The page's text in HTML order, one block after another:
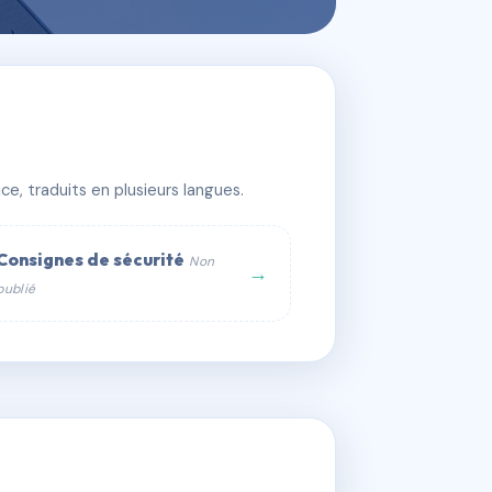
SAINT JE
traduits en plusieurs langues.
de sécurité Non
→